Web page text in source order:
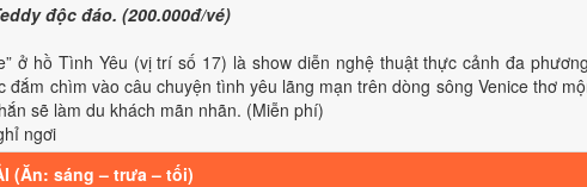
độc đáo. (200.000đ/vé)
ở hồ Tình Yêu (vị trí số 17) là show diễn nghệ thuật thực cảnh đa
chìm vào câu chuyện tình yêu lãng mạn trên dòng sông Venice thơ
sẽ làm du khách mãn nhãn. (Miễn phí)
ngơi
(Ăn: sáng – trưa – tối)